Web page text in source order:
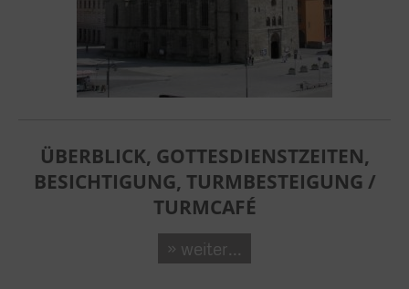
ÜBERBLICK, GOTTESDIENSTZEITEN,
BESICHTIGUNG, TURMBESTEIGUNG /
TURMCAFÉ
» weiter...